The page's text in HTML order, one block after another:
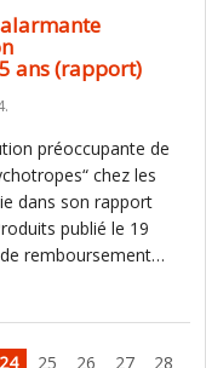
ans (rapport)
préoccupante de
chez les
dans son rapport
publié le 19
remboursement…
24 25 26 27
28